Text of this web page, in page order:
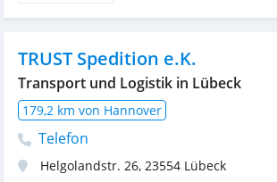
TRUST Spedition e.K.
Transport und Logistik in Lübeck
179,2 km von Hannover
Telefon
Helgolandstr. 26, 23554 Lübeck